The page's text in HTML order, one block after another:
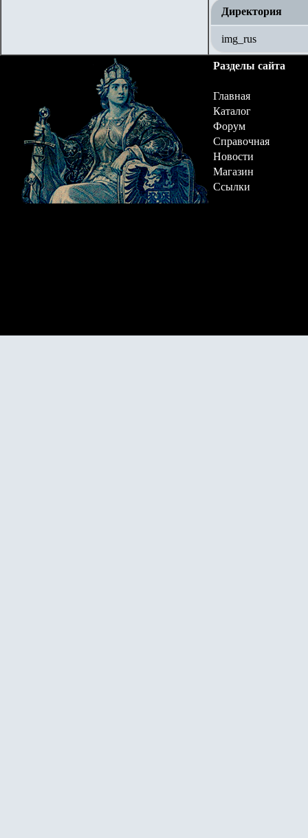
Директория
img_rus
Разделы сайта
Главная
Каталог
Форум
Справочная
Новости
Магазин
Ссылки